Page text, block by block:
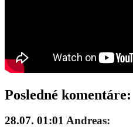
Posledné komentáre:
28.07. 01:01 Andreas: